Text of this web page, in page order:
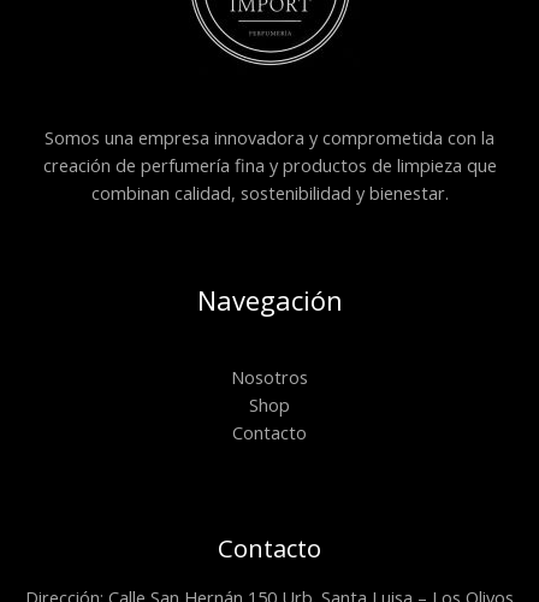
Somos una empresa innovadora y comprometida con la
creación de perfumería fina y productos de limpieza que
combinan calidad, sostenibilidad y bienestar.
Navegación
Nosotros
Shop
Contacto
Contacto
Dirección: Calle San Hernán 150 Urb. Santa Luisa – Los Olivos